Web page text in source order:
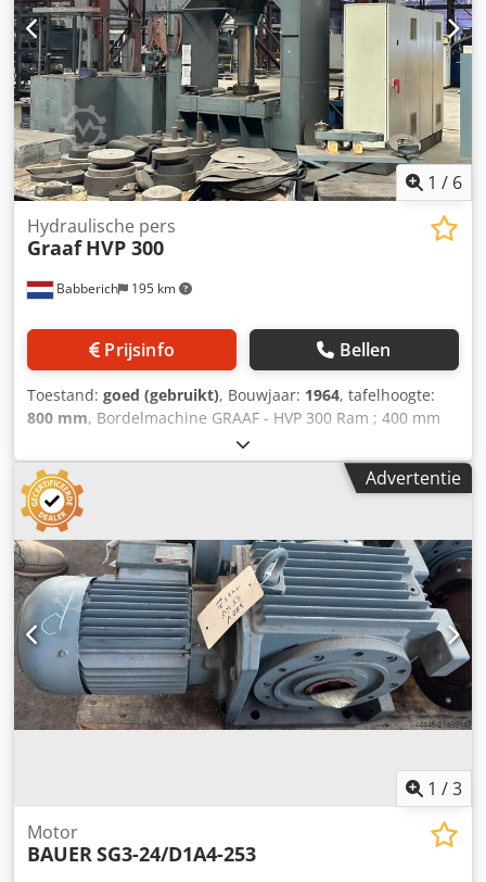
1 / 6
Babberich 195 km
Hydraulische pers
Graaf HVP 300
Prijsinfo Bellen
Toestand: goed (gebruikt), Bouwjaar: 1964, tafelhoogte:
800 mm, Bordelmachine GRAAF - HVP 300 Ram ; 400 mm
Hydro pack 1800 x 1800 x 1200 ; Capaciteit: 300 Credpfxjwq
Rugo Akljf Afstand tussen de kolommen:1700mm
Tafellengte: 1500mm Tafelbreedte: 1500mm Tafelhoogte:
800mm Slagverstelling: 900mm Aanloopsnelheid:
4000mm/min. Werksnelheid: 3000mm/min. Return speed:
4000mm/min. Lengte: 2500mm Breedte: 1500mm Hoogte:
3840mm Gewicht: 15000kg
Advertentie
1 /3
Motor
BAUER SG3-24/D1A4-253